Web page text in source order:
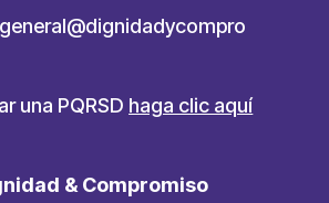
una PQRSD haga clic aquí
& Compromiso